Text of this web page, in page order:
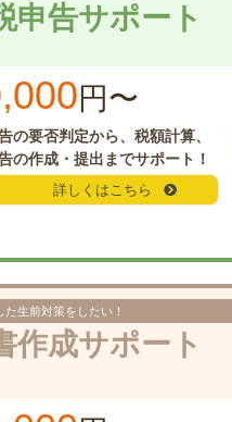
申告サポート
円〜
の要否判定から、 税額計算、
の作成・提出までサポート！
詳しくはこちら
た生前対策をしたい！
作成サポート